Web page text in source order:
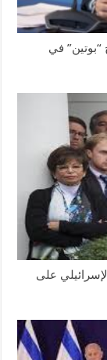
في
على